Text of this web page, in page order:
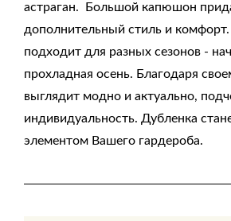
астраган. Большой капюшон
дополнительный стиль и
подходит для разных сезонов -
прохладная осень. Благодаря
выглядит модно и актуально,
индивидуальность. Дубленка
элементом Вашего гардероба.